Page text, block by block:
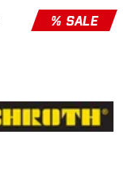
% SALE